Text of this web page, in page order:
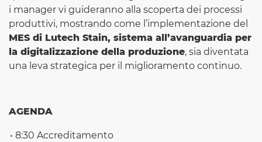
i manager vi guideranno alla scoperta dei processi
produttivi, mostrando come l’implementazione del
MES di Lutech Stain, sistema all’avanguardia per
la digitalizzazione della produzione, sia diventata
una leva strategica per il miglioramento continuo.
AGENDA
• 8:30 Accreditamento